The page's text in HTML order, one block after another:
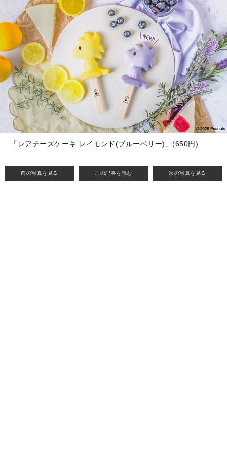
前の写真を見る この記事を読む 次の写真を見る
「レアチーズケーキ レイモンド(ブルーベリー)」(650円)